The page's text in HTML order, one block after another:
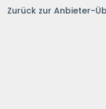
Zurück zur Anbieter-